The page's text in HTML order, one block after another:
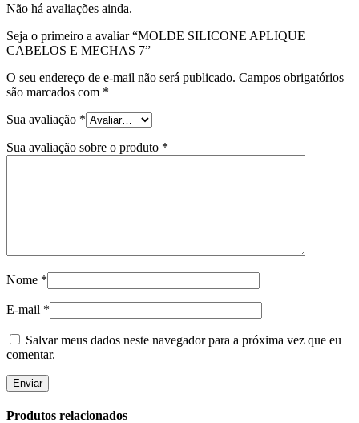
Não há avaliações ainda.
Seja o primeiro a avaliar “MOLDE SILICONE APLIQUE
CABELOS E MECHAS 7”
O seu endereço de e-mail não será publicado. Campos obrigatórios
são marcados com *
Sua avaliação *
Sua avaliação sobre o produto *
Nome *
E-mail *
Salvar meus dados neste navegador para a próxima vez que eu
comentar.
Produtos relacionados